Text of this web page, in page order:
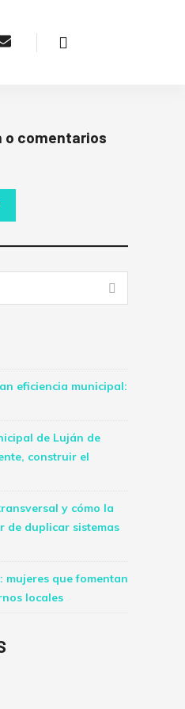
o comentarios
eficiencia municipal:
de Luján de
construir el
y cómo la
de duplicar sistemas
mujeres que fomentan
locales